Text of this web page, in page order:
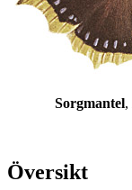
Sorgmantel,
Översikt